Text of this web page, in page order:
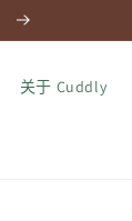
关于 Cuddly